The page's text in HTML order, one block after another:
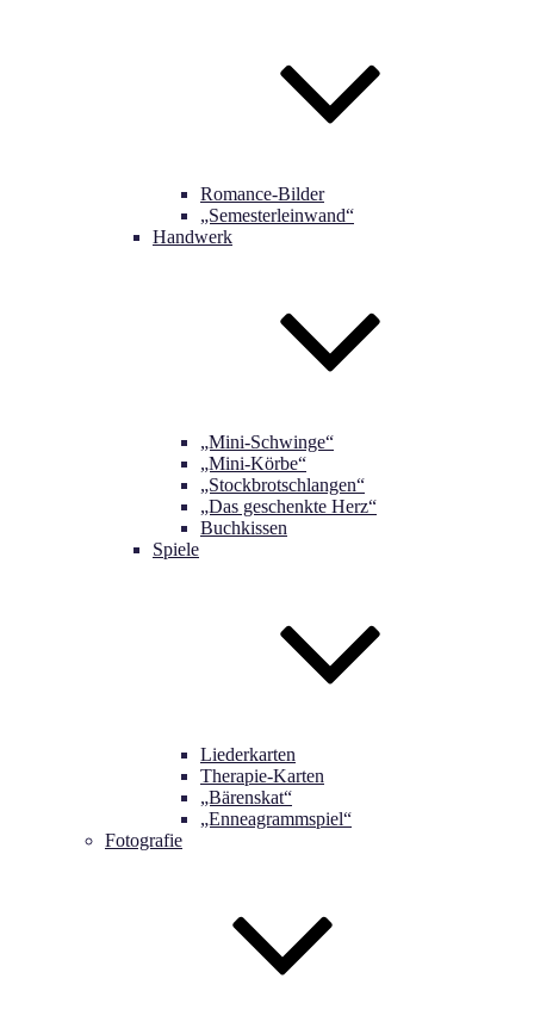
Romance-Bilder
„Semesterleinwand“
Handwerk
„Mini-Schwinge“
„Mini-Körbe“
„Stockbrotschlangen“
„Das geschenkte Herz“
Buchkissen
Spiele
Liederkarten
Therapie-Karten
„Bärenskat“
„Enneagrammspiel“
Fotografie